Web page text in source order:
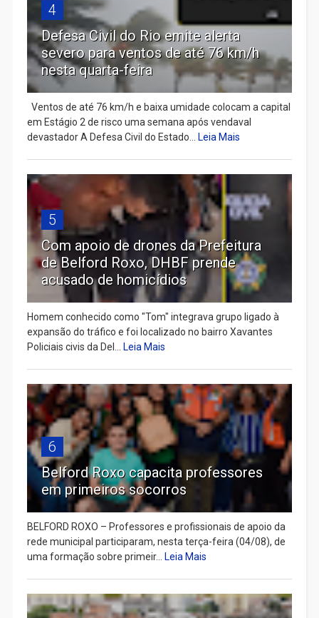
4
Defesa Civil do Rio emite alerta
severo para ventos de até 76 km/h
nesta quarta-feira
Ventos de até 76 km/h e baixa umidade colocam a capital
em Estágio 2 de risco uma semana após vendaval
devastador A Defesa Civil do Estado...
Leia Mais
5
Com apoio de drones da Prefeitura
de Belford Roxo, DHBF prende
acusado de homicídios
Homem conhecido como "Tom" integrava grupo ligado à
expansão do tráfico e foi localizado no bairro Xavantes
Policiais civis da Del...
Leia Mais
6
Belford Roxo capacita professores
em primeiros socorros
BELFORD ROXO – Professores e profissionais de apoio da
rede municipal participaram, nesta terça-feira (04/08), de
uma formação sobre primeir...
Leia Mais